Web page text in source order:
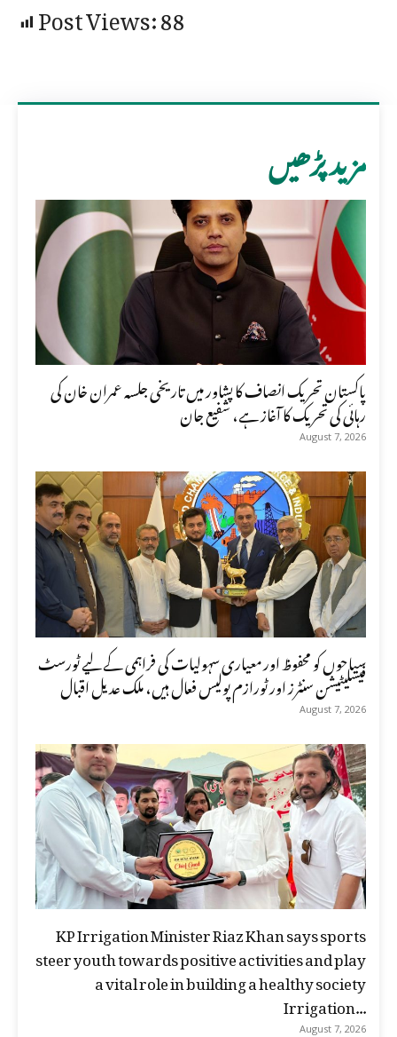
Post Views:88
مزید پڑھیں
پاکستان تحریک انصاف کا پشاور میں تاریخی جلسہ عمران خان کی
رہائی کی تحریک کا آغاز ہے، شفیع جان
August 7, 2026
سیاحوں کو محفوظ اور معیاری سہولیات کی فراہمی کے لیے ٹورسٹ
فیسلیٹیشن سنٹرز اور ٹورازم پولیس فعال ہیں، ملک عدیل اقبال
August 7, 2026
KP Irrigation Minister Riaz Khan says sports
steer youth towards positive activities and play
a vital role in building a healthy society
Irrigation...
August 7, 2026